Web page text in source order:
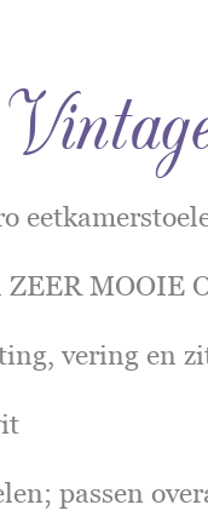
MOOIE
vering en
passen